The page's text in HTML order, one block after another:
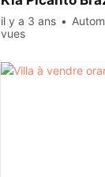
il y a 3 ans
vues